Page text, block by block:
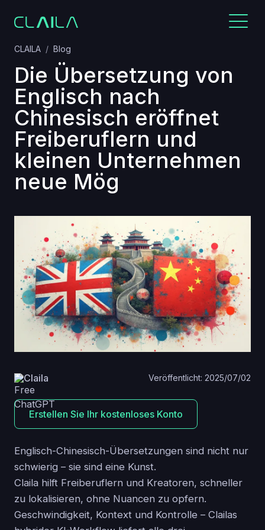
CLAILA Blog
Die Übersetzung von
Englisch nach
Chinesisch eröffnet
Freiberuflern und
kleinen Unternehmen
neue Mög
Claila Veröffentlicht: 2025/07/02
Erstellen Sie Ihr kostenloses Konto
Englisch-Chinesisch-Übersetzungen sind nicht nur
schwierig – sie sind eine Kunst.
Claila hilft Freiberuflern und Kreatoren, schneller
zu lokalisieren, ohne Nuancen zu opfern.
Geschwindigkeit, Kontext und Kontrolle – Clailas